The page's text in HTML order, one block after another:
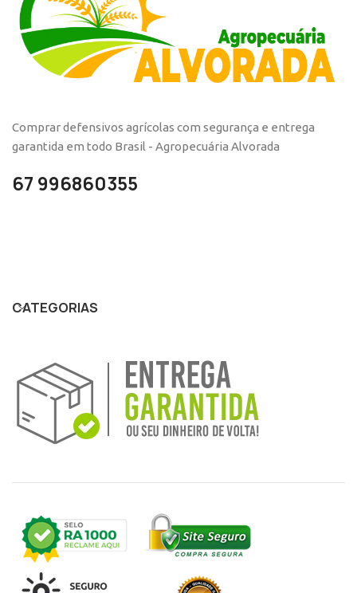
Comprar defensivos agrícolas com segurança e entrega
garantida em todo Brasil - Agropecuária Alvorada
67 996860355
CATEGORIAS